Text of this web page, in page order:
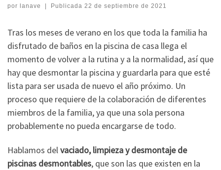
por lanave | Publicada 22 de septiembre de 2021
Tras los meses de verano en los que toda la familia ha
disfrutado de baños en la piscina de casa llega el
momento de volver a la rutina y a la normalidad, así que
hay que desmontar la piscina y guardarla para que esté
lista para ser usada de nuevo el año próximo. Un
proceso que requiere de la colaboración de diferentes
miembros de la familia, ya que una sola persona
probablemente no pueda encargarse de todo.
Hablamos delvaciado, limpieza y desmontaje de
piscinas desmontables, que son las que existen en la